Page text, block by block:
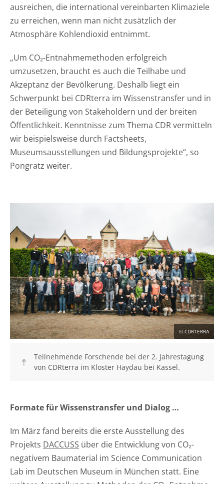
ausreichen, die international vereinbarten Klimaziele
zu erreichen, wenn man nicht zusätzlich der
Atmosphäre Kohlendioxid entnimmt.
„Um CO₂-Entnahmemethoden erfolgreich
umzusetzen, braucht es auch die Teilhabe und
Akzeptanz der Bevölkerung. Deshalb liegt ein
Schwerpunkt bei CDRterra im Wissenstransfer und in
der Beteiligung von Stakeholdern und der breiten
Öffentlichkeit. Kenntnisse zum Thema CDR vermitteln
wir beispielsweise durch Factsheets,
Museumsausstellungen und Bildungsprojekte“, so
Pongratz weiter.
© CDRTERRA
Teilnehmende Forschende bei der 2. Jahrestagung
von CDRterra im Kloster Haydau bei Kassel.
Formate für Wissenstransfer und Dialog …
Im März fand bereits die erste Ausstellung des
Projekts DACCUSS über die Entwicklung von CO₂-
negativem Baumaterial im Science Communication
Lab im Deutschen Museum in München statt. Eine